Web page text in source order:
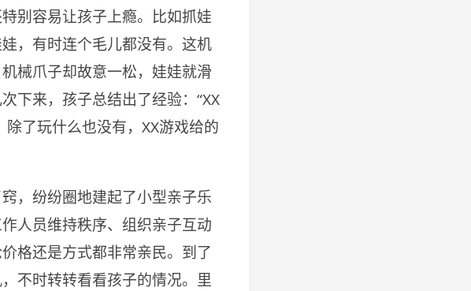
别容易让孩子上瘾。比如抓娃
，有时连个毛儿都没有。这机
械爪子却故意一松，娃娃就滑
下来，孩子总结出了经验：“XX
了玩什么也没有，XX游戏给的
，纷纷圈地建起了小型亲子乐
人员维持秩序、组织亲子互动
格还是方式都非常亲民。到了
不时转转看看孩子的情况。里